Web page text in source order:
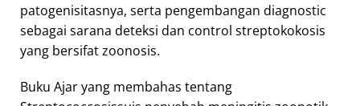
patogenisitasnya, serta pengembangan diagnostic
sebagai sarana deteksi dan control streptokokosis
yang bersifat zoonosis.
Buku Ajar yang membahas tentang